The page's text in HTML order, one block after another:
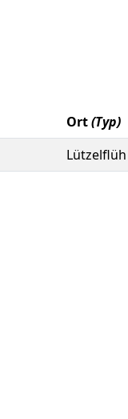
Ort(Typ)
Lützelflüh